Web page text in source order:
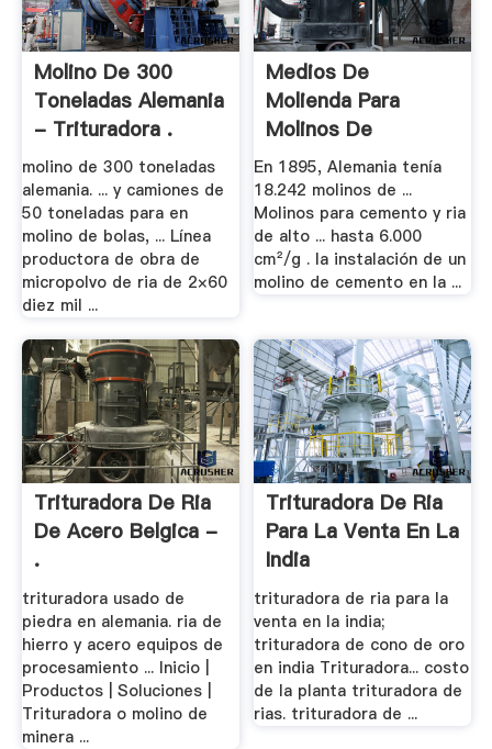
Molino De 300
Toneladas Alemania
- Trituradora .
molino de 300 toneladas
alemania. ... y camiones de
50 toneladas para en
molino de bolas, ... Línea
productora de obra de
micropolvo de ria de 2×60
diez mil ...
Medios De
Molienda Para
Molinos De
Cemento .
En 1895, Alemania tenía
18.242 molinos de ...
Molinos para cemento y ria
de alto ... hasta 6.000
cm²/g . la instalación de un
molino de cemento en la ...
Trituradora De Ria
De Acero Belgica -
.
trituradora usado de
piedra en alemania. ria de
hierro y acero equipos de
procesamiento ... Inicio |
Productos | Soluciones |
Trituradora o molino de
minera ...
Trituradora De Ria
Para La Venta En La
India
trituradora de ria para la
venta en la india;
trituradora de cono de oro
en india Trituradora... costo
de la planta trituradora de
rias. trituradora de ...